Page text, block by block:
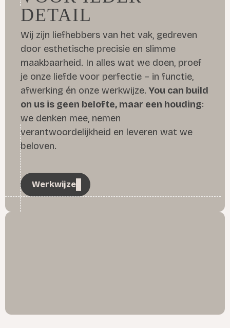
DETAIL
Wij zijn liefhebbers van het vak, gedreven
door esthetische precisie en slimme
maakbaarheid. In alles wat we doen, proef
je onze liefde voor perfectie – in functie,
afwerking én onze werkwijze. You can build
on us is geen belofte, maar een houding:
we denken mee, nemen
verantwoordelijkheid en leveren wat we
beloven.
Werkwijze